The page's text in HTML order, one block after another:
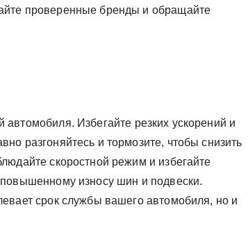
проверенные бренды и обращайте
Избегайте резких ускорений и
разгоняйтесь и тормозите, чтобы снизить
скоростной режим и избегайте
износу шин и подвески.
срок службы вашего автомобиля, но и